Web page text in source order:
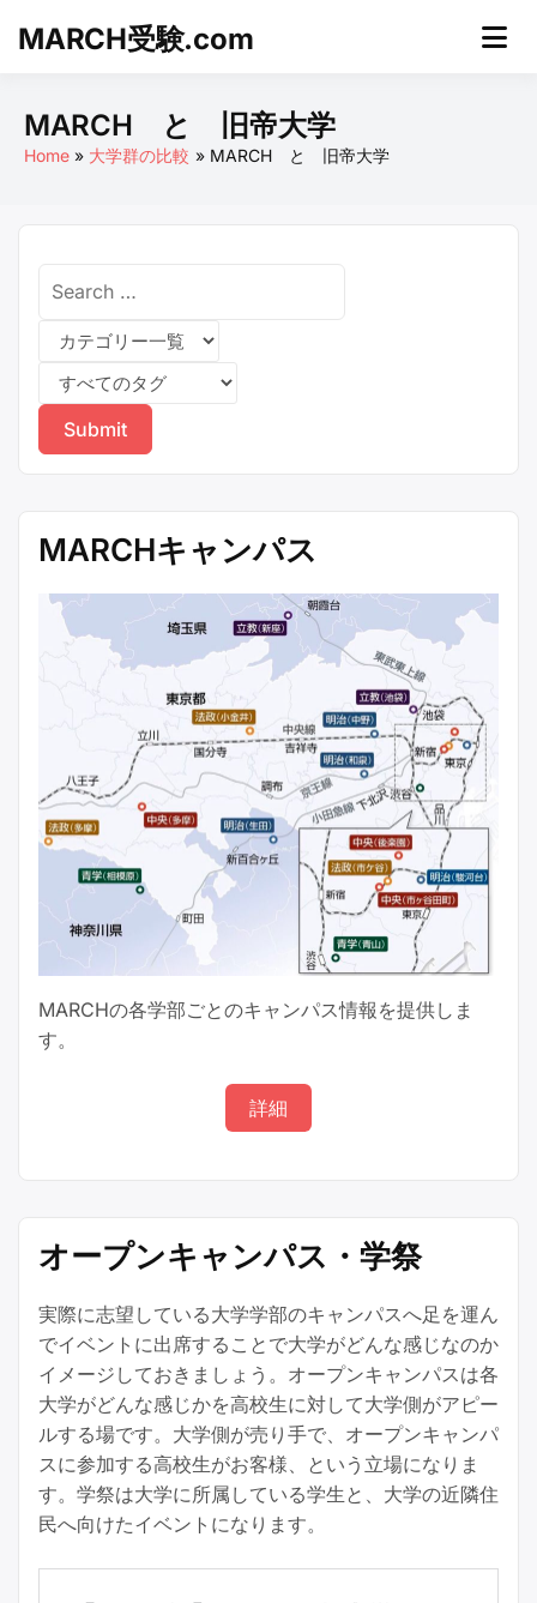
MARCH受験.com
MARCH と 旧帝大学
Home 大学群の比較 MARCH と 旧帝大学
MARCHキャンパス
MARCHの各学部ごとのキャンパス情報を提供しま
す。
詳細
オープンキャンパス・学祭
実際に志望している大学学部のキャンパスへ足を運ん
でイベントに出席することで大学がどんな感じなのか
イメージしておきましょう。オープンキャンパスは各
大学がどんな感じかを高校生に対して大学側がアピー
ルする場です。大学側が売り手で、オープンキャンパ
スに参加する高校生がお客様、という立場になりま
す。学祭は大学に所属している学生と、大学の近隣住
民へ向けたイベントになります。